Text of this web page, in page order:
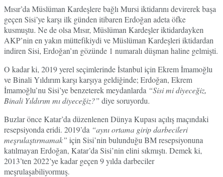
Mısır’da Müslüman Kardeşlere bağlı Mursi iktidarını devirerek başa
geçen Sisi’ye karşı ilk günden itibaren Erdoğan adeta öfke
kusmuştu. Ne de olsa Mısır, Müslüman Kardeşler iktidardayken
AKP’nin en yakın müttefikiydi ve Müslüman Kardeşleri iktidardan
indiren Sisi, Erdoğan’ın gözünde 1 numaralı düşman haline gelmişti.
O kadar ki, 2019 yerel seçimlerinde İstanbul için Ekrem İmamoğlu
ve Binali Yıldırım karşı karşıya geldiğinde; Erdoğan, Ekrem
İmamoğlu’nu Sisi’ye benzeterek meydanlarda “Sisi mi diyeceğiz,
Binali Yıldırım mı diyeceğiz?” diye soruyordu.
Buzlar önce Katar’da düzenlenen Dünya Kupası açılış maçındaki
resepsiyonda eridi. 2019’da “aynı ortama girip darbecileri
meşrulaştırmamak” için Sisi’nin bulunduğu BM resepsiyonuna
katılmayan Erdoğan, Katar’da Sisi’nin elini sıkmıştı. Demek ki,
2013’ten 2022’ye kadar geçen 9 yılda darbeciler
meşrulaşabiliyormuş.